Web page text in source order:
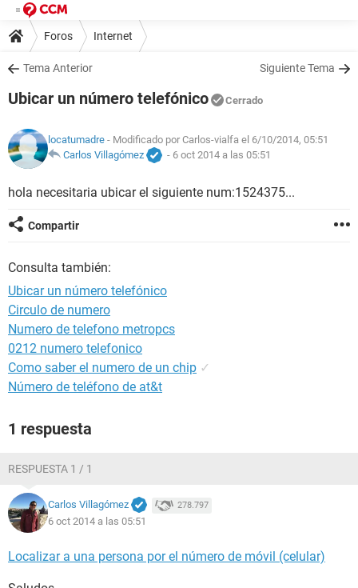
Foros Internet
Tema Anterior Siguiente Tema
Ubicar un número telefónico Cerrado
locatumadre - Modificado por Carlos-vialfa el 6/10/2014, 05:51
Carlos Villagómez
- 6 oct 2014 a las 05:51
hola necesitaria ubicar el siguiente num:1524375...
Compartir
Consulta también:
Ubicar un número telefónico
Circulo de numero
Numero de telefono metropcs
0212 numero telefonico
Como saber el numero de un chip ✓
Número de teléfono de at&t
1 respuesta
RESPUESTA 1 / 1
Carlos Villagómez 278.797
6 oct 2014 a las 05:51
Localizar a una persona por el número de móvil (celular)